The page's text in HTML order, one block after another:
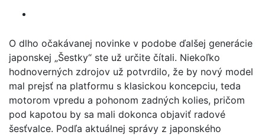
O dlho očakávanej novinke v podobe ďalšej generácie
japonskej „Šestky“ ste už určite čítali. Niekoľko
hodnoverných zdrojov už potvrdilo, že by nový model
mal prejsť na platformu s klasickou koncepciu, teda
motorom vpredu a pohonom zadných kolies, pričom
pod kapotou by sa mali dokonca objaviť radové
šesťvalce. Podľa aktuálnej správy z japonského